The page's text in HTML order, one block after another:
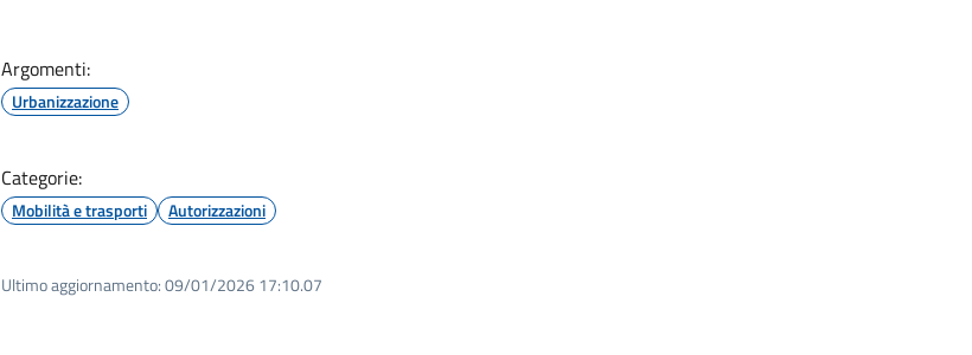
Argomenti:
Urbanizzazione
Categorie:
Mobilità e trasporti Autorizzazioni
Ultimo aggiornamento:09/01/2026 17:10.07